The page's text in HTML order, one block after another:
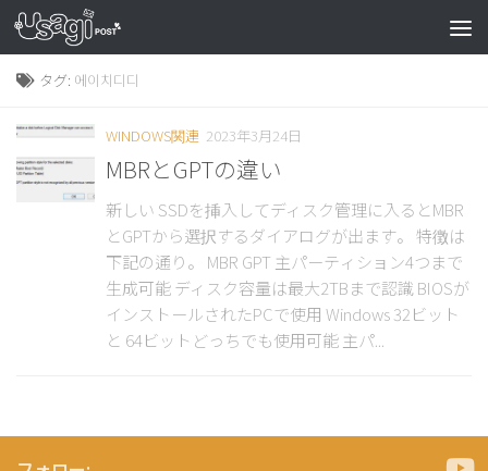
タグ: 에이치디디
WINDOWS関連 2023年3月24日
MBRとGPTの違い
新しい SSDを挿入してディスク管理に入るとMBR
とGPTから選択するダイアログが出ます。 特徴は
下記の通り。 MBR GPT 主パーティション4つまで
生成可能 ディスク容量は最大2TBまで認識 BIOSが
インストールされたPCで使用 Windows 32ビット
と 64ビットどっちでも使用可能 主パ...